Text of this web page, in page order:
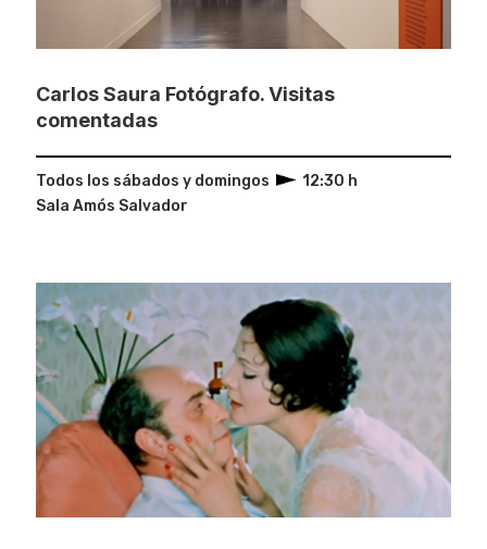
Carlos Saura Fotógrafo. Visitas
comentadas
Todos los sábados y domingos
12:30 h
Sala Amós Salvador